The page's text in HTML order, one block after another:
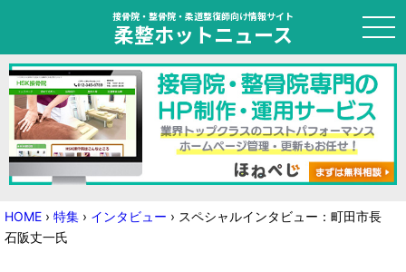
接骨院・整骨院・柔道整復師向け情報サイト
柔整ホットニュース
HOME
トピック
ニュース
HOME › 特集 › インタビュー › スペシャルインタビュー：町田市長
石阪丈一氏